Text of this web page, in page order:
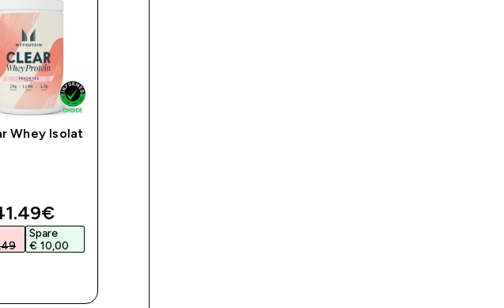
Whey Isolat
price
Spare
€ 10,00‎